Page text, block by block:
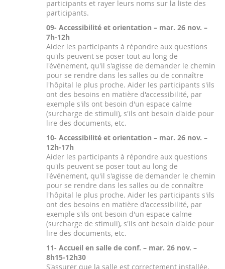
participants et rayer leurs noms sur la liste des
participants.
09- Accessibilité et orientation – mar. 26 nov. –
7h-12h
Aider les participants à répondre aux questions
qu'ils peuvent se poser tout au long de
l'événement, qu'il s'agisse de demander le chemin
pour se rendre dans les salles ou de connaître
l'hôpital le plus proche. Aider les participants s'ils
ont des besoins en matière d'accessibilité, par
exemple s'ils ont besoin d'un espace calme
(surcharge de stimuli), s'ils ont besoin d'aide pour
lire des documents, etc.
10- Accessibilité et orientation – mar. 26 nov. –
12h-17h
Aider les participants à répondre aux questions
qu'ils peuvent se poser tout au long de
l'événement, qu'il s'agisse de demander le chemin
pour se rendre dans les salles ou de connaître
l'hôpital le plus proche. Aider les participants s'ils
ont des besoins en matière d'accessibilité, par
exemple s'ils ont besoin d'un espace calme
(surcharge de stimuli), s'ils ont besoin d'aide pour
lire des documents, etc.
11- Accueil en salle de conf. – mar. 26 nov. –
8h15-12h30
S'assurer que la salle est correctement installée,